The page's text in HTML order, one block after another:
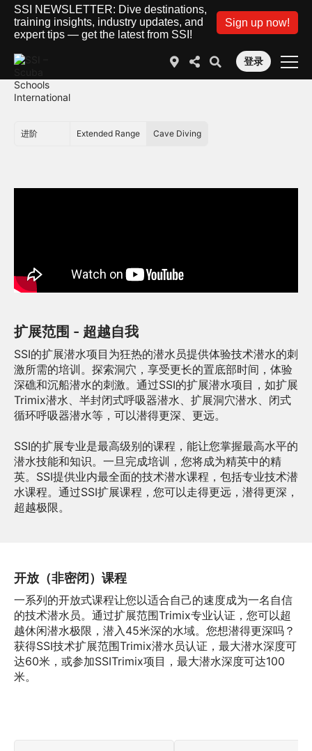
SSI NEWSLETTER: Dive destinations,
training insights, industry updates, and
expert tips — get the latest from SSI!
Sign up now!
登录
进阶 Extended Range Cave Diving
扩展范围 - 超越自我
SSI的扩展潜水项目为狂热的潜水员提供体验技术潜水的刺
激所需的培训。探索洞穴，享受更长的置底部时间，体验
深礁和沉船潜水的刺激。通过SSI的扩展潜水项目，如扩展
Trimix潜水、半封闭式呼吸器潜水、扩展洞穴潜水、闭式
循环呼吸器潜水等，可以潜得更深、更远。
SSI的扩展专业是最高级别的课程，能让您掌握最高水平的
潜水技能和知识。一旦完成培训，您将成为精英中的精
英。SSI提供业内最全面的技术潜水课程，包括专业技术潜
水课程。通过SSI扩展课程，您可以走得更远，潜得更深，
超越极限。
开放（非密闭）课程
一系列的开放式课程让您以适合自己的速度成为一名自信
的技术潜水员。通过扩展范围Trimix专业认证，您可以超
越休闲潜水极限，潜入45米深的水域。您想潜得更深吗？
获得SSI技术扩展范围Trimix潜水员认证，最大潜水深度可
达60米，或参加SSITrimix项目，最大潜水深度可达100
米。